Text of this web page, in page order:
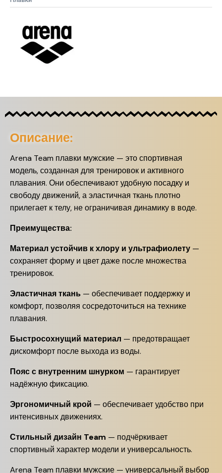
Описание:
Arena Team плавки мужские — это спортивная
модель, созданная для тренировок и активного
плавания. Они обеспечивают удобную посадку и
свободу движений, а эластичная ткань плотно
прилегает к телу, не ограничивая динамику в воде.
Преимущества:
Материал устойчив к хлору и ультрафиолету —
сохраняет форму и цвет даже после множества
тренировок.
Эластичная ткань — обеспечивает поддержку и
комфорт, позволяя сосредоточиться на технике
плавания.
Быстросохнущий материал — предотвращает
дискомфорт после выхода из воды.
Пояс с внутренним шнурком — гарантирует
надёжную фиксацию.
Эргономичный крой — обеспечивает удобство при
интенсивных движениях.
Стильный дизайн Team — подчёркивает
спортивный характер модели и универсальность.
Arena Team плавки мужские — универсальный выбор